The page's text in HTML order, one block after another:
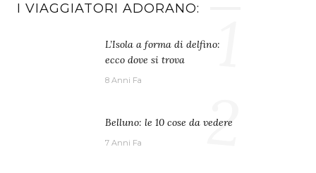
I VIAGGIATORI ADORANO:
L’Isola a forma di delfino:
ecco dove si trova
8 Anni Fa 1
Belluno: le 10 cose da vedere
7 Anni Fa 2